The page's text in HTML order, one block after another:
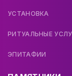
УСТАНОВКА
РИТУАЛЬНЫЕ
ЭПИТАФИИ